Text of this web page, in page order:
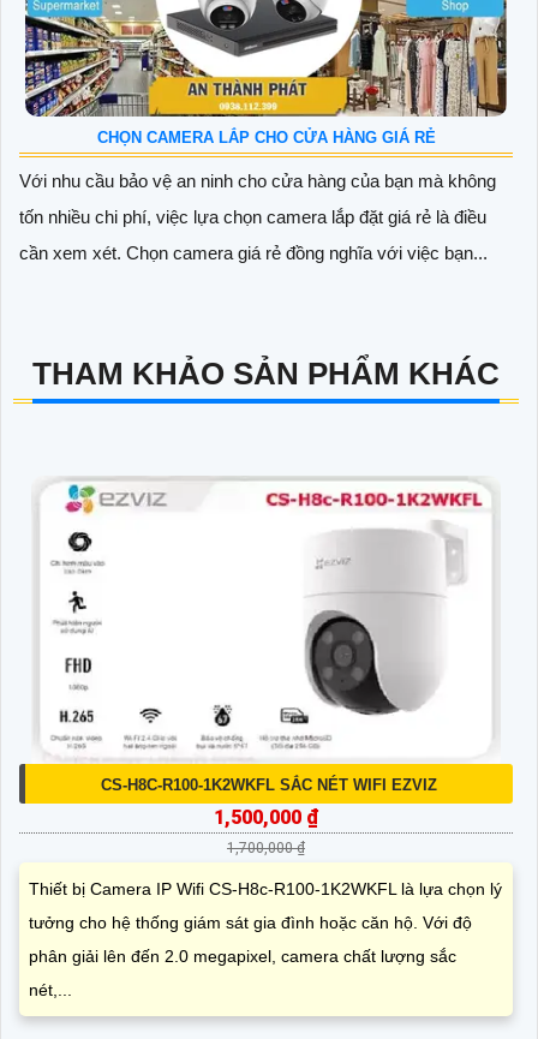
CHỌN CAMERA LẮP CHO CỬA HÀNG GIÁ RẺ
Với nhu cầu bảo vệ an ninh cho cửa hàng của bạn mà không
tốn nhiều chi phí, việc lựa chọn camera lắp đặt giá rẻ là điều
cần xem xét. Chọn camera giá rẻ đồng nghĩa với việc bạn...
THAM KHẢO SẢN PHẨM KHÁC
CS-H8C-R100-1K2WKFL SẮC NÉT WIFI EZVIZ
1,500,000 ₫
1,700,000 ₫
Thiết bị Camera IP Wifi CS-H8c-R100-1K2WKFL là lựa chọn lý
tưởng cho hệ thống giám sát gia đình hoặc căn hộ. Với độ
phân giải lên đến 2.0 megapixel, camera chất lượng sắc
nét,...